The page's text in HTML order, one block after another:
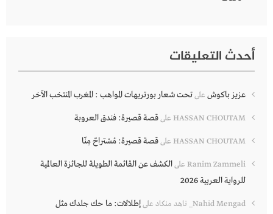
أحدث التعليقات
عزيز باكوش علىتحت شعار بورتريهات المواهب : المغرب المنتخب الآخر
HASSAN CHOUTAM علىقصة قصيرة: فندق العروبة
HASSAN CHOUTAM علىقصة قصيرة: مُسْتراحٌ مِنّا
Ranim Zammeli علىالكشف عن القائمة الطويلة للجائزة العالمية
للرواية العربية 2026
Nahid Mengad_ ناهد منكاد علىإطلالات: ما حك جلدك مثل